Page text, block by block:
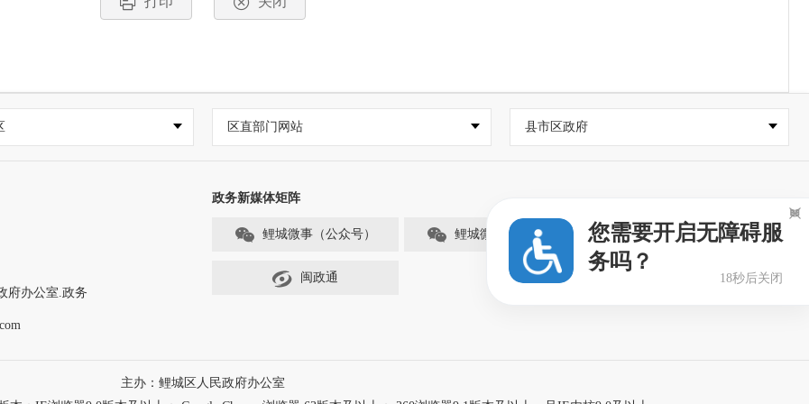
区直部门网站 县市区政府
府办公室.政务
政务新媒体矩阵
鲤城微事（公众号） 鲤城微事（视频号）
闽政通
主办：鲤城区人民政府办公室
您需要开启无障碍服
务吗？
18秒后关闭
